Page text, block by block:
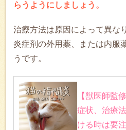
らうようにしましょう。
治療方法は原因によって異な
炎症剤の外用薬、または内服
うです。
【獣医師監
症状、治療
ける時は要注